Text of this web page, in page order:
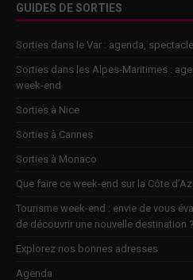
GUIDES DE SORTIES
Sorties dans le Var : agenda,
Sorties dans les Alpes-Maritimes :
week-end
Sorties à Nice
Sorties à Cannes
Sorties à Monaco
Que faire ce week-end sur la Côte
Tourisme week-end : envie de vous
de découvrir une nouvelle destination ?
Explorez nos bonnes adresses
Agenda